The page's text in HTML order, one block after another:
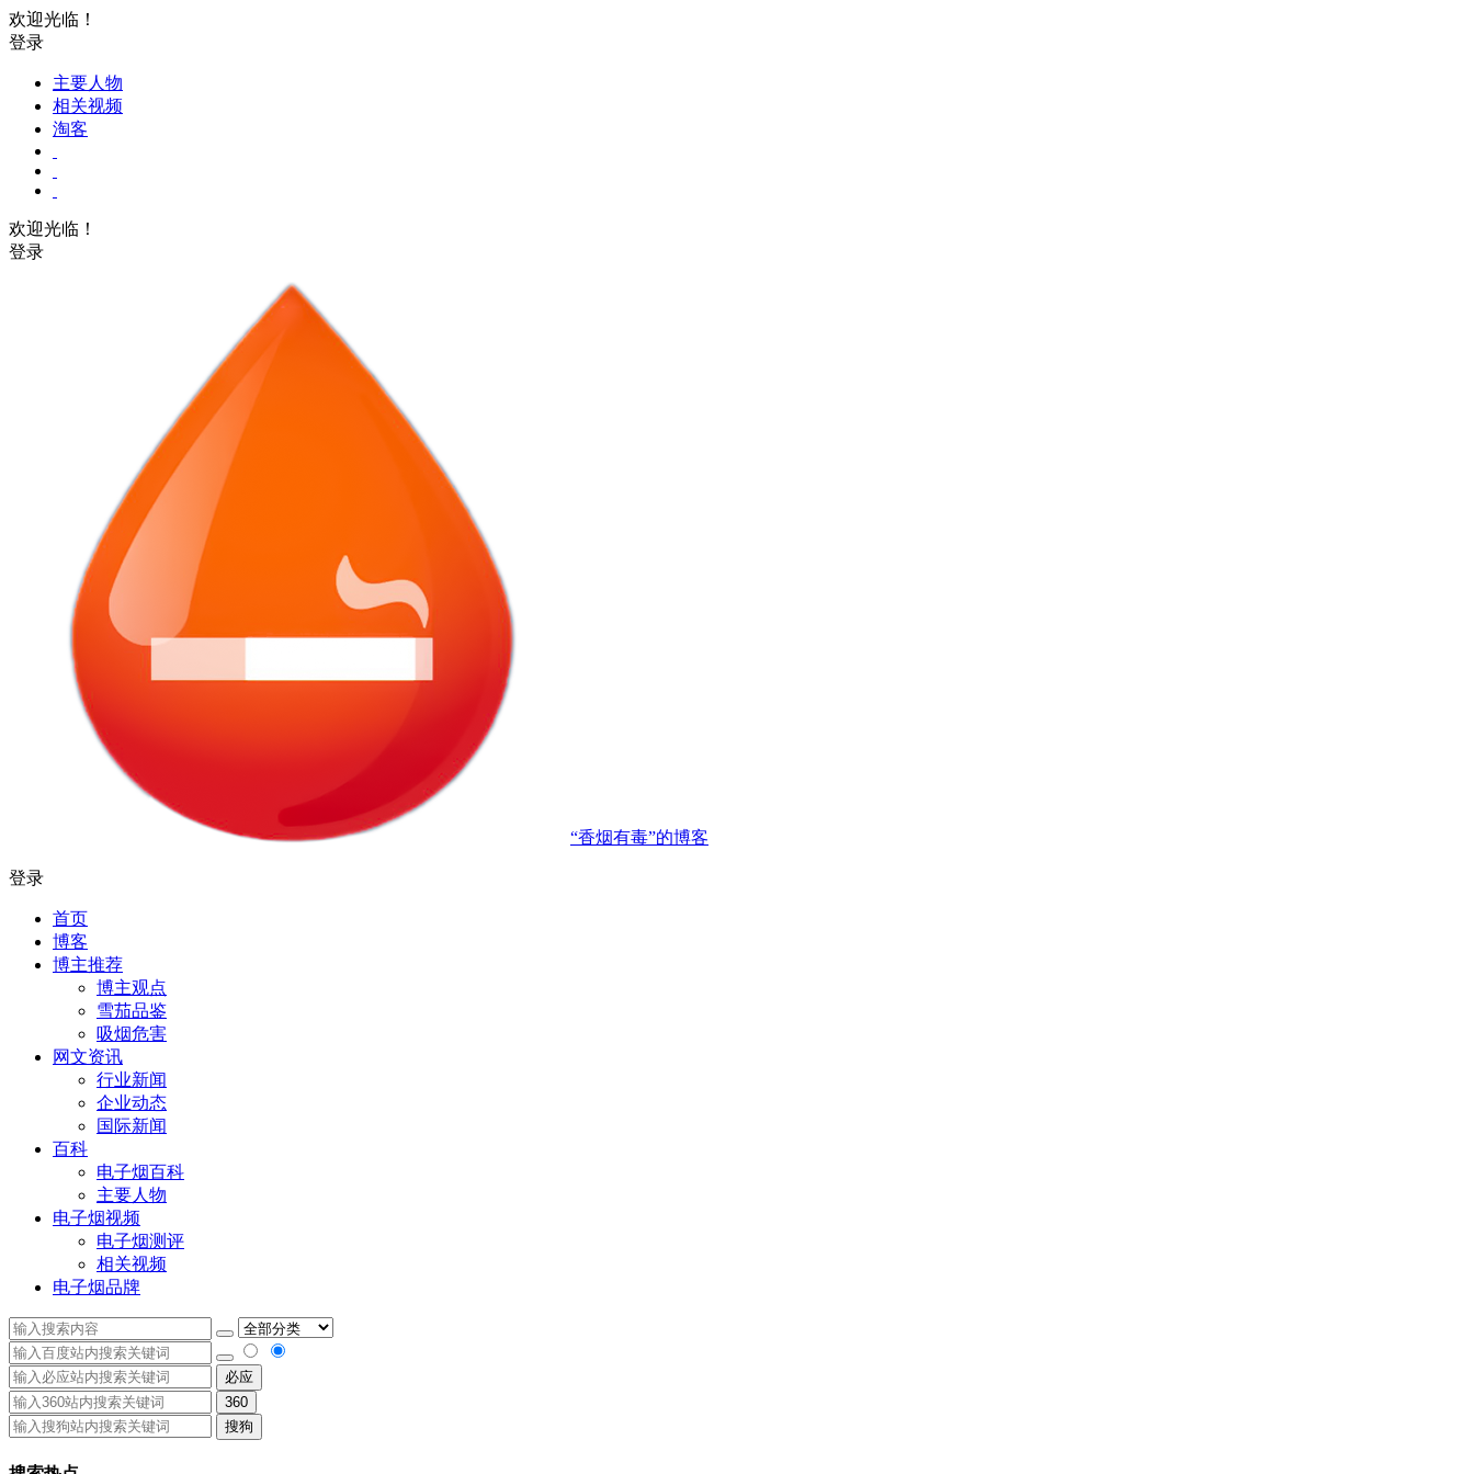
欢迎光临！
登录
主要人物
相关视频
淘客
欢迎光临！
登录
“香烟有毒”的博客
登录
首页
博客
博主推荐
博主观点
雪茄品鉴
吸烟危害
网文资讯
行业新闻
企业动态
国际新闻
百科
电子烟百科
主要人物
电子烟视频
电子烟测评
相关视频
电子烟品牌
必应
360
搜狗